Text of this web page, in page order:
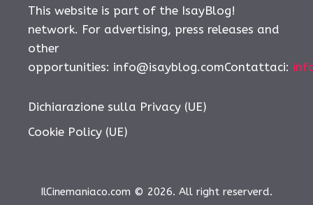
This website is part of the IsayBlog!
network. For advertising, press releases and
other
opportunities: info@isayblog.comContattaci:
Dichiarazione sulla Privacy (UE)
Cookie Policy (UE)
IlCinemaniaco.com © 2026. All right reserverd.